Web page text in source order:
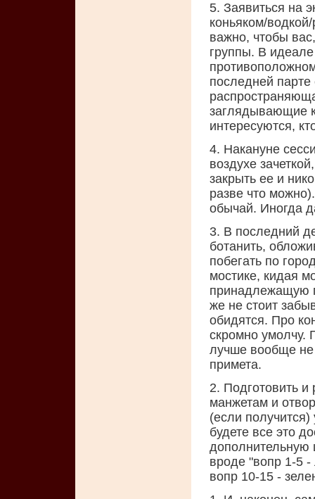
5. Заявиться на
коньяком/
важно, чтобы
группы. В
последней парте
заглядывающие
интересуются,
4. Накануне
воздухе
закрыть ее и
разве что
обычай. Иногда
3. В последний
ботанить,
побегать по
мостике, кидая
принадлежащую
же не стоит
обидятся. Про
скромно умолчу.
лучше вообще не
примета.
2. Подготовить
манжетам и
(если
будете все это
дополнительную
вроде "вопр 1-5
вопр 10-15 -